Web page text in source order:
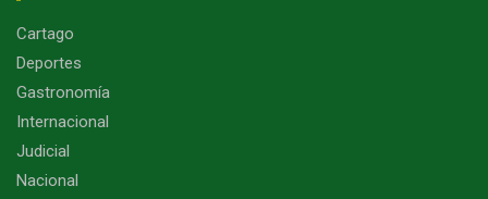
Cartago
Deportes
Gastronomía
Internacional
Judicial
Nacional